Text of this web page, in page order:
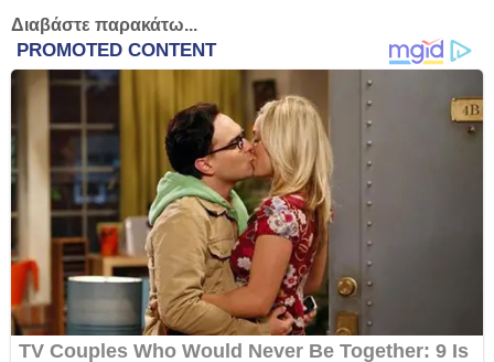
Διαβάστε παρακάτω...